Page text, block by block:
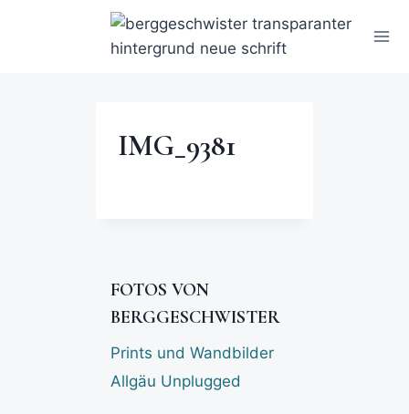
IMG_9381
FOTOS VON
BERGGESCHWISTER
Prints und Wandbilder
Allgäu Unplugged